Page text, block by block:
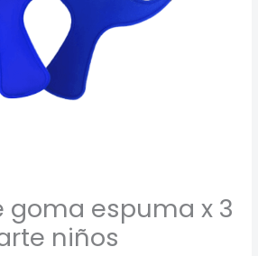
goma espuma x 3
niños